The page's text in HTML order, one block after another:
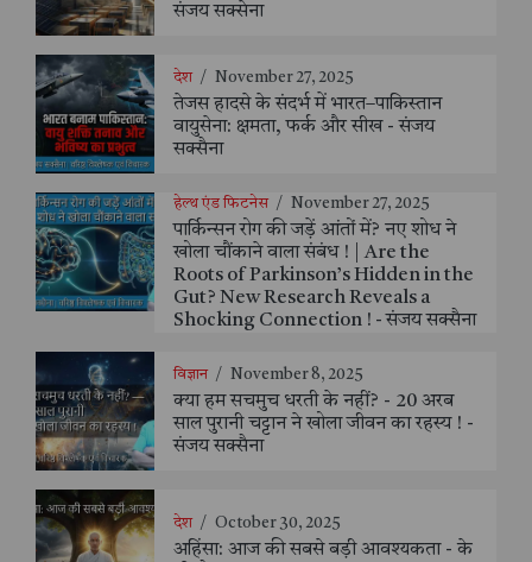
संजय सक्सेना
देश / November 27, 2025
तेजस हादसे के संदर्भ में भारत–पाकिस्तान
वायुसेना: क्षमता, फर्क और सीख - संजय
सक्सैना
हेल्थ एंड फिटनेस / November 27, 2025
पार्किन्सन रोग की जड़ें आंतों में? नए शोध ने
खोला चौंकाने वाला संबंध ! | Are the
Roots of Parkinson’s Hidden in the
Gut? New Research Reveals a
Shocking Connection ! - संजय सक्सैना
विज्ञान / November 8, 2025
क्या हम सचमुच धरती के नहीं? - 20 अरब
साल पुरानी चट्टान ने खोला जीवन का रहस्य ! -
संजय सक्सैना
देश / October 30, 2025
अहिंसा: आज की सबसे बड़ी आवश्यकता - के